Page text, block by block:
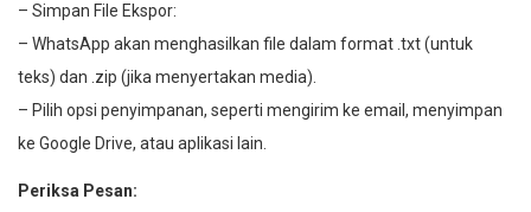
– Simpan File Ekspor:
– WhatsApp akan menghasilkan file dalam format .txt (untuk
teks) dan .zip (jika menyertakan media).
– Pilih opsi penyimpanan, seperti mengirim ke email, menyimpan
ke Google Drive, atau aplikasi lain.
Periksa Pesan: